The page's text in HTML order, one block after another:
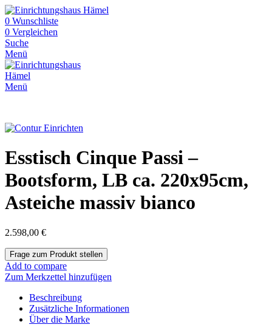
0 Wunschliste
0 Vergleichen
Suche
Menü
Menü
Esstisch Cinque Passi –
Bootsform, LB ca. 220x95cm,
Asteiche massiv bianco
2.598,00 €
Add to compare
Zum Merkzettel hinzufügen
Beschreibung
Zusätzliche Informationen
Über die Marke